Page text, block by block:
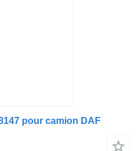
pour camion DAF